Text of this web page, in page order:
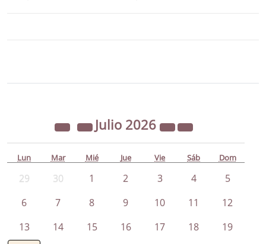
Julio 2026
Lun Mar Mié Jue Vie Sáb Dom
29 30 1 2 3 4
5
6
7 8 9 10 11
12
13
14 15 16 17 18 19